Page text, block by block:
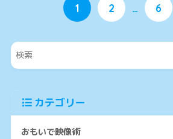
1 2 … 6
カテゴリー
おもいで映像術